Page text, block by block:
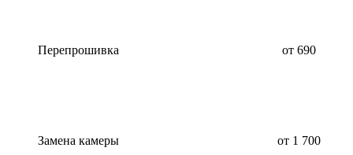
Перепрошивка от 690
Замена камеры от 1 700